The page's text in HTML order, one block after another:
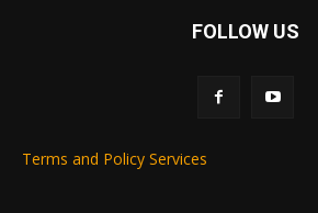
FOLLOW US
Terms and Policy Services